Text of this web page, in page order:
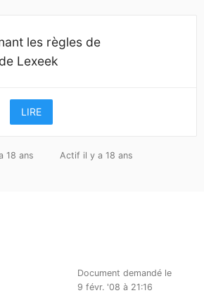
les règles de
Lexeek
LIRE
18 ans
Actif il y a 18 ans
Document demandé le
9 févr. '08 à 21:16